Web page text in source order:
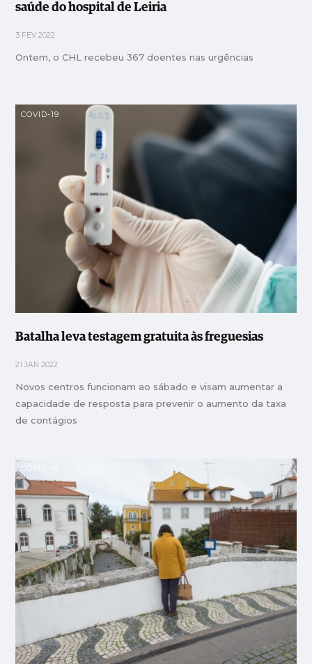
saúde do hospital de Leiria
3 FEV 2022
Ontem, o CHL recebeu 367 doentes nas urgências
COVID-19
Batalha leva testagem gratuita às freguesias
21 JAN 2022
Novos centros funcionam ao sábado e visam aumentar a
capacidade de resposta para prevenir o aumento da taxa
de contágios
COVID-19